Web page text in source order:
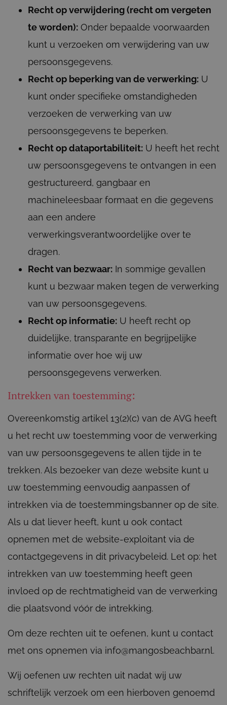
Recht op verwijdering (recht om vergeten
te worden): Onder bepaalde voorwaarden
kunt u verzoeken om verwijdering van uw
persoonsgegevens.
Recht op beperking van de verwerking: U
kunt onder specifieke omstandigheden
verzoeken de verwerking van uw
persoonsgegevens te beperken.
Recht op dataportabiliteit: U heeft het recht
uw persoonsgegevens te ontvangen in een
gestructureerd, gangbaar en
machineleesbaar formaat en die gegevens
aan een andere
verwerkingsverantwoordelijke over te
dragen.
Recht van bezwaar: In sommige gevallen
kunt u bezwaar maken tegen de verwerking
van uw persoonsgegevens.
Recht op informatie: U heeft recht op
duidelijke, transparante en begrijpelijke
informatie over hoe wij uw
persoonsgegevens verwerken.
Intrekken van toestemming:
Overeenkomstig artikel 13(2)(c) van de AVG heeft
u het recht uw toestemming voor de verwerking
van uw persoonsgegevens te allen tijde in te
trekken. Als bezoeker van deze website kunt u
uw toestemming eenvoudig aanpassen of
intrekken via de toestemmingsbanner op de site.
Als u dat liever heeft, kunt u ook contact
opnemen met de website-exploitant via de
contactgegevens in dit privacybeleid. Let op: het
intrekken van uw toestemming heeft geen
invloed op de rechtmatigheid van de verwerking
die plaatsvond vóór de intrekking.
Om deze rechten uit te oefenen, kunt u contact
met ons opnemen via info@mangosbeachbar.nl.
Wij oefenen uw rechten uit nadat wij uw
schriftelijk verzoek om een hierboven genoemd